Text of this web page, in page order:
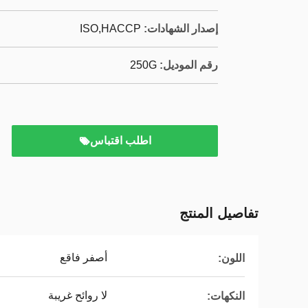
إصدار الشهادات: ISO,HACCP
رقم الموديل: 250G
اطلب اقتباس
تفاصيل المنتج
اللون: أصفر فاقع
النكهات: لا روائح غريبة